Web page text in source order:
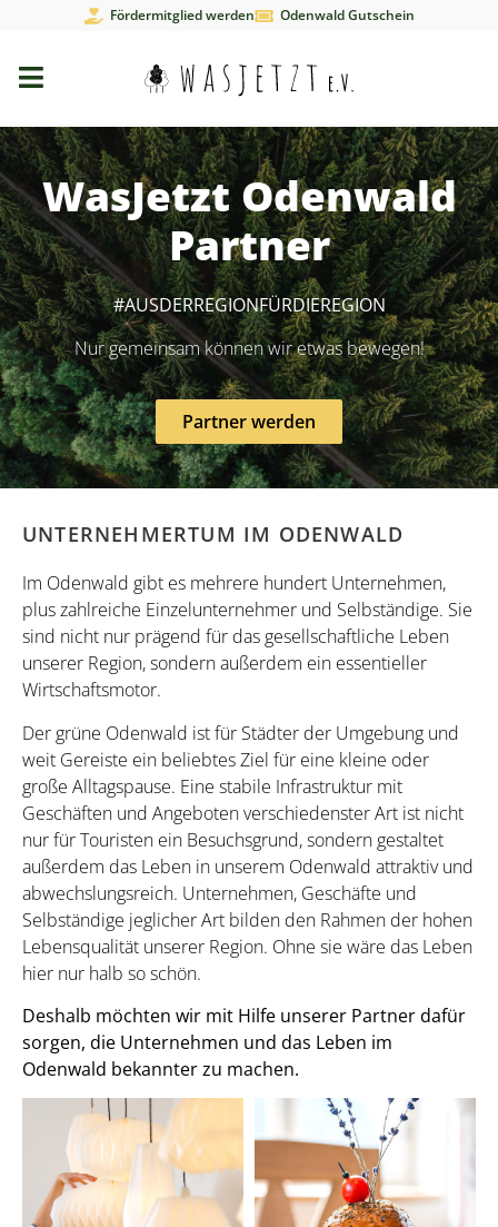
Fördermitglied werden Odenwald Gutschein
WasJetzt Odenwald
Partner
#AUSDERREGIONFÜRDIEREGION
Nur gemeinsam können wir etwas bewegen!
Partner werden
UNTERNEHMERTUM IM ODENWALD
Im Odenwald gibt es mehrere hundert Unternehmen,
plus zahlreiche Einzelunternehmer und Selbständige. Sie
sind nicht nur prägend für das gesellschaftliche Leben
unserer Region, sondern außerdem ein essentieller
Wirtschaftsmotor.
Der grüne Odenwald ist für Städter der Umgebung und
weit Gereiste ein beliebtes Ziel für eine kleine oder
große Alltagspause. Eine stabile Infrastruktur mit
Geschäften und Angeboten verschiedenster Art ist nicht
nur für Touristen ein Besuchsgrund, sondern gestaltet
außerdem das Leben in unserem Odenwald attraktiv und
abwechslungsreich. Unternehmen, Geschäfte und
Selbständige jeglicher Art bilden den Rahmen der hohen
Lebensqualität unserer Region. Ohne sie wäre das Leben
hier nur halb so schön.
Deshalb möchten wir mit Hilfe unserer Partner dafür
sorgen, die Unternehmen und das Leben im
Odenwald bekannter zu machen.